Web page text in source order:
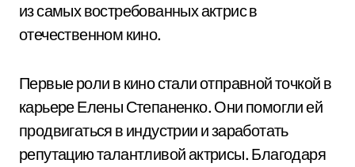
из самых востребованных актрис в
отечественном кино.
Первые роли в кино стали отправной точкой в
карьере Елены Степаненко. Они помогли ей
продвигаться в индустрии и заработать
репутацию талантливой актрисы. Благодаря